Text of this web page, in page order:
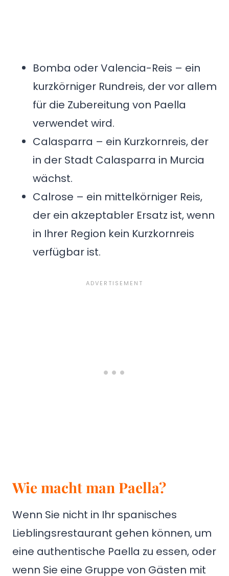
Bomba oder Valencia-Reis – ein
kurzkörniger Rundreis, der vor allem
für die Zubereitung von Paella
verwendet wird.
Calasparra – ein Kurzkornreis, der
in der Stadt Calasparra in Murcia
wächst.
Calrose – ein mittelkörniger Reis,
der ein akzeptabler Ersatz ist, wenn
in Ihrer Region kein Kurzkornreis
verfügbar ist.
Wie macht man Paella?
Wenn Sie nicht in Ihr spanisches
Lieblingsrestaurant gehen können, um
eine authentische Paella zu essen, oder
wenn Sie eine Gruppe von Gästen mit